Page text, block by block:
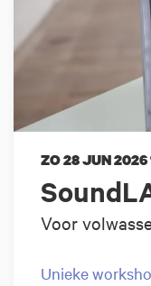
Voor
ZO 28 JUN 2026
Unieke